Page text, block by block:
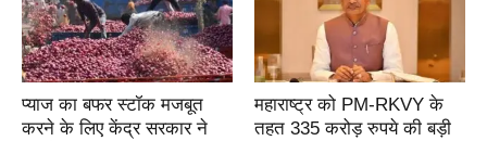
प्याज का बफर स्टॉक मजबूत
करने के लिए केंद्र सरकार ने
महाराष्ट्र को PM-RKVY के
तहत 335 करोड़ रुपये की बड़ी